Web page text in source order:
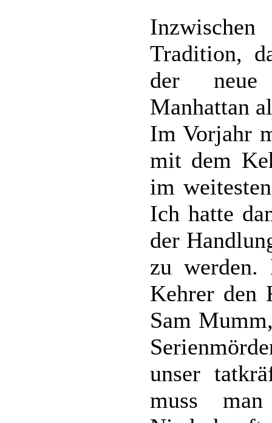
Tradition,
der neue
Manhattan
Im Vorjahr
mit dem
im
Ich hatte
der
zu werden.
Kehrer den
Sam
unser
muss